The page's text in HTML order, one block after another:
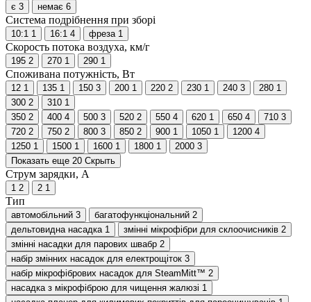
є 3 немає 6
Система подрібнення при зборі
10:1 1 16:1 4 фреза 1
Скорость потока воздуха, км/г
195 2 270 1 290 1
Споживана потужність, Вт
12 1 135 1 150 3 200 1 220 2 230 1 240 3 280 1
300 2 310 1
350 2 400 4 500 3 520 2 550 4 620 1 650 4 710 3
720 2 750 2 800 3 850 2 900 1 1050 1 1200 4
1250 1 1500 1 1600 1 1800 1 2000 3
Показать еще 20 Скрыть
Струм зарядки, А
1 2 2 1
Тип
автомобільний 3 багатофункціональний 2
дельтовидна насадка 1 змінні мікрофібри для склоочисників 2
змінні насадки для парових швабр 2
набір змінних насадок для електрощіток 3
набір мікрофібрових насадок для SteamMitt™ 2
насадка з мікрофіброю для чищення жалюзі 1